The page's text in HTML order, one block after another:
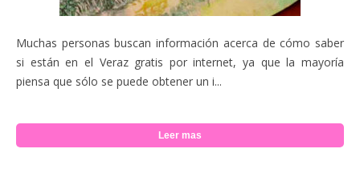
Muchas personas buscan información acerca de cómo saber
si están en el Veraz gratis por internet, ya que la mayoría
piensa que sólo se puede obtener un i...
Leer mas